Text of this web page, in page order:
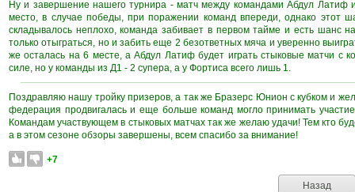
Ну и завершение нашего турнира - матч между командами Абдул
место, в случае победы, при поражении команд впереди, однако этот
складывалось неплохо, команда забивает в первом тайме и есть шанс
только отыграться, но и забить еще 2 безответных мяча и уверенно
же осталась на 6 месте, а Абдул Латиф будет играть стыковые матчи
силе, но у команды из Д1 - 2 супера, а у Фортиса всего лишь 1.
Поздравляю нашу тройку призеров, а так же Бразерс Юнион с кубком и
федерация продвигалась и еще больше команд могло принимать
Командам участвующем в стыковых матчах так же желаю удачи! Тем кто
а в этом сезоне обзоры завершены, всем спасибо за внимание!
+7
Назад